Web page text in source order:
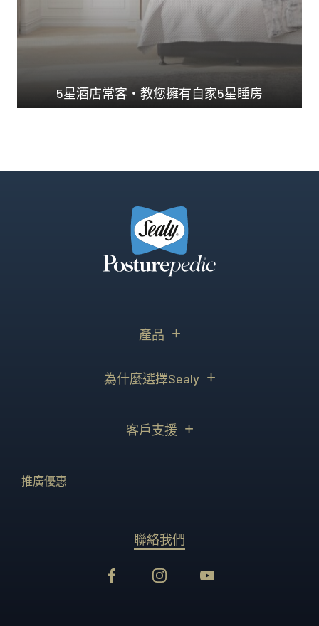
5星酒店常客・教您擁有自家5星睡房
產品
為什麼選擇Sealy
客戶支援
推廣優惠
聯絡我們